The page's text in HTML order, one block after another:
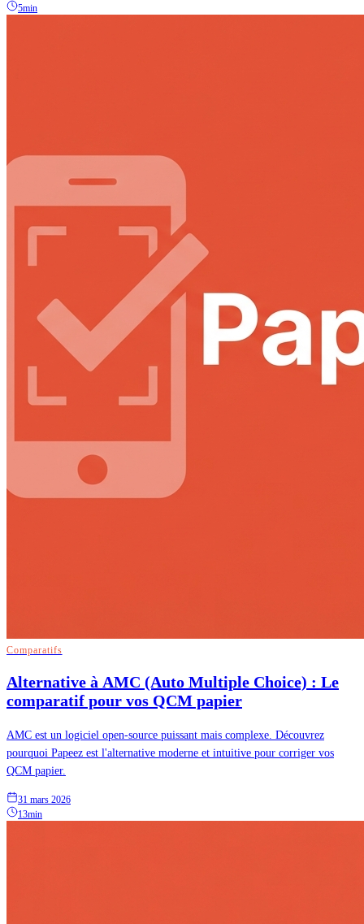
5min
Comparatifs
Alternative à AMC (Auto Multiple Choice) : Le
comparatif pour vos QCM papier
AMC est un logiciel open-source puissant mais complexe. Découvrez
pourquoi Papeez est l'alternative moderne et intuitive pour corriger vos
QCM papier.
31 mars 2026
13min